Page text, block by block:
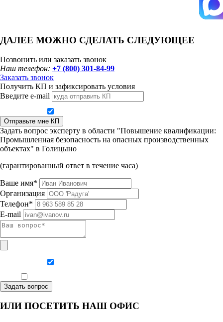
ДАЛЕЕ МОЖНО СДЕЛАТЬ СЛЕДУЮЩЕЕ
Позвонить или заказать звонок
Наш телефон: +7 (800) 301-84-99
Заказать звонок
Получить КП и зафиксировать условия
Введите e-mail
Отправьте мне КП
Задать вопрос эксперту в области "Повышение квалификации:
Промышленная безопасность на опасных производственных
объектах" в Голицыно
(гарантированный ответ в течение часа)
Ваше имя*
Организация
Телефон*
E-mail
Задать вопрос
ИЛИ ПОСЕТИТЬ НАШ ОФИС